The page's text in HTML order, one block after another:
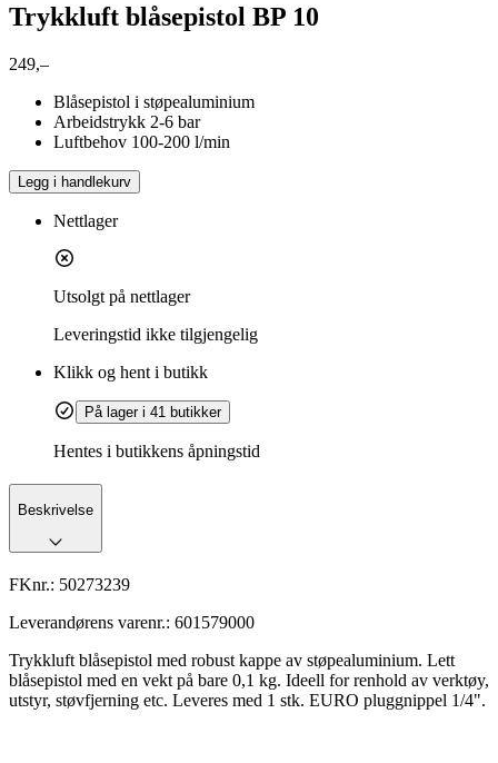
Trykkluft blåsepistol BP 10
249,–
Blåsepistol i støpealuminium
Arbeidstrykk 2-6 bar
Luftbehov 100-200 l/min
Legg i handlekurv
Nettlager
Utsolgt på nettlager
Leveringstid ikke tilgjengelig
Klikk og hent i butikk
På lager i 41 butikker
Hentes i butikkens åpningstid
Beskrivelse
FKnr.: 50273239
Leverandørens varenr.: 601579000
Trykkluft blåsepistol med robust kappe av støpealuminium. Lett
blåsepistol med en vekt på bare 0,1 kg. Ideell for renhold av verktøy,
utstyr, støvfjerning etc. Leveres med 1 stk. EURO pluggnippel 1/4".